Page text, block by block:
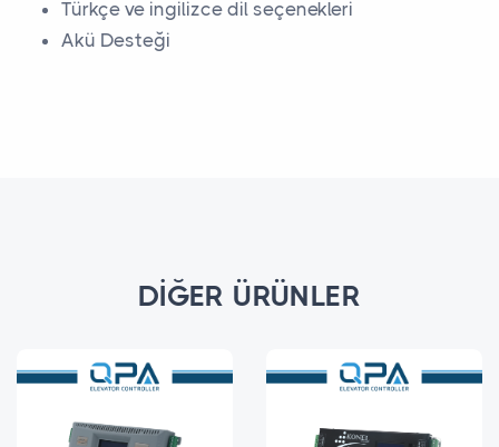
Türkçe ve ingilizce dil seçenekleri
Akü Desteği
DIĞER ÜRÜNLER